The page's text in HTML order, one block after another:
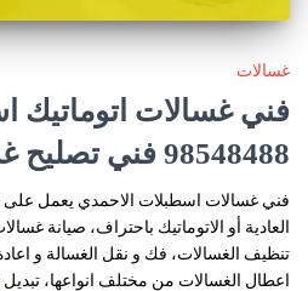
غسالات
فني غسالات اتوماتيك
98548488 فني تصليح غسالات ملابس
فني غسالات اسطبلات الاحمدي يعمل على
العادية أو الاتوماتيك باحتراف، صيانة
تنظيف الغسالات، فك و نقل الغسالة و اعادة
اعطال الغسالات من مختلف انواعها، تبديل